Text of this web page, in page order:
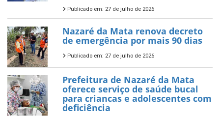
Publicado em: 27 de julho de 2026
Nazaré da Mata renova decreto
de emergência por mais 90 dias
Publicado em: 27 de julho de 2026
Prefeitura de Nazaré da Mata
oferece serviço de saúde bucal
para criancas e adolescentes com
deficiência